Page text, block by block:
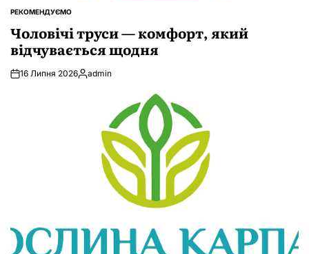
ОПУБЛІКУВАТИ
РЕКОМЕНДУЄМО
Чоловічі труси — комфорт, який
відчувається щодня
16 Липня 2026Опубліковано
admin